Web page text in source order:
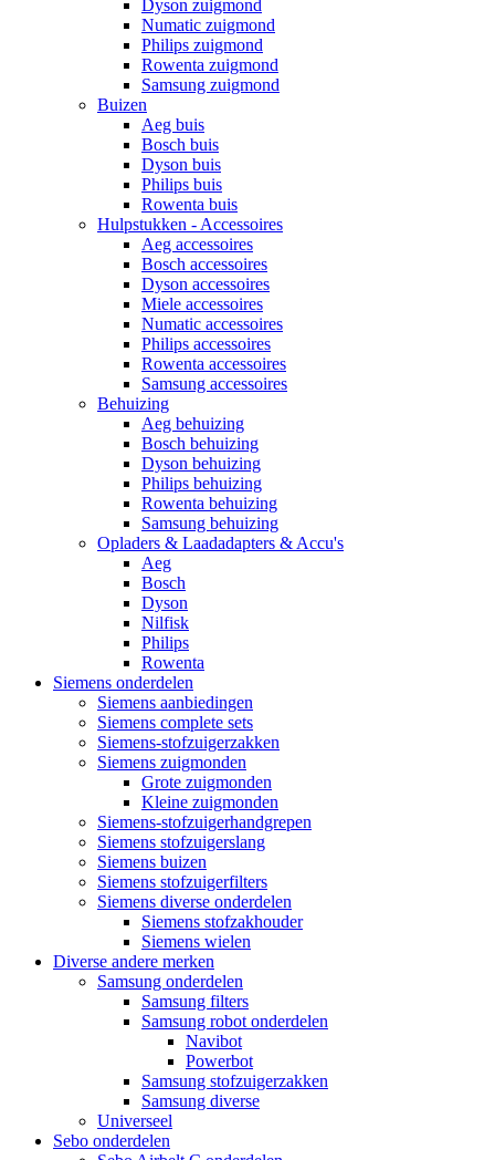
Dyson zuigmond
Numatic zuigmond
Philips zuigmond
Rowenta zuigmond
Samsung zuigmond
Buizen
Aeg buis
Bosch buis
Dyson buis
Philips buis
Rowenta buis
Hulpstukken - Accessoires
Aeg accessoires
Bosch accessoires
Dyson accessoires
Miele accessoires
Numatic accessoires
Philips accessoires
Rowenta accessoires
Samsung accessoires
Behuizing
Aeg behuizing
Bosch behuizing
Dyson behuizing
Philips behuizing
Rowenta behuizing
Samsung behuizing
Opladers & Laadadapters & Accu's
Aeg
Bosch
Dyson
Nilfisk
Philips
Rowenta
Siemens onderdelen
Siemens aanbiedingen
Siemens complete sets
Siemens-stofzuigerzakken
Siemens zuigmonden
Grote zuigmonden
Kleine zuigmonden
Siemens-stofzuigerhandgrepen
Siemens stofzuigerslang
Siemens buizen
Siemens stofzuigerfilters
Siemens diverse onderdelen
Siemens stofzakhouder
Siemens wielen
Diverse andere merken
Samsung onderdelen
Samsung filters
Samsung robot onderdelen
Navibot
Powerbot
Samsung stofzuigerzakken
Samsung diverse
Universeel
Sebo onderdelen